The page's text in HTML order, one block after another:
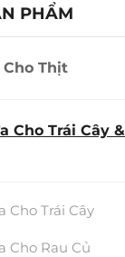
PHẨM
Thịt
Cho Trái Cây &
Cho Trái Cây
Cho Rau Củ